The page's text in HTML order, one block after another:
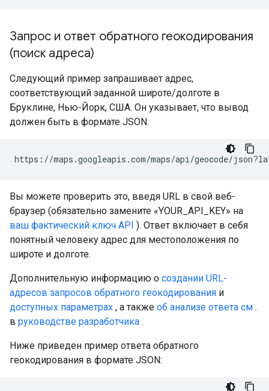
Запрос и ответ обратного геокодирования
(поиск адреса)
Следующий пример запрашивает адрес,
соответствующий заданной широте/долготе в
Бруклине, Нью-Йорк, США. Он указывает, что вывод
должен быть в формате JSON.
https://maps.googleapis.com/maps/api/geocode/
Вы можете проверить это, введя URL в свой веб-
браузер (обязательно замените «YOUR_API_KEY» на
ваш фактический ключ API ). Ответ включает в себя
понятный человеку адрес для местоположения по
широте и долготе.
Дополнительную информацию о создании URL-
адресов запросов обратного геокодирования и
доступных параметрах , а также об анализе ответа см .
в руководстве разработчика .
Ниже приведен пример ответа обратного
геокодирования в формате JSON: